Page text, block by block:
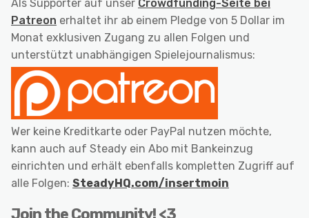
Als Supporter auf unser Crowdfunding-Seite bei
Patreon erhaltet ihr ab einem Pledge von 5 Dollar im
Monat exklusiven Zugang zu allen Folgen und
unterstützt unabhängigen Spielejournalismus:
Wer keine Kreditkarte oder PayPal nutzen möchte,
kann auch auf Steady ein Abo mit Bankeinzug
einrichten und erhält ebenfalls kompletten Zugriff auf
alle Folgen: SteadyHQ.com/insertmoin
Join the Community! <3